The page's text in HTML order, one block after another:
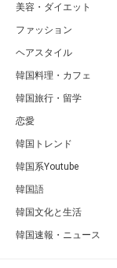
美容・ダイエット
ファッション
ヘアスタイル
韓国料理・カフェ
韓国旅行・留学
恋愛
韓国トレンド
韓国系Youtube
韓国語
韓国文化と生活
韓国速報・ニュース